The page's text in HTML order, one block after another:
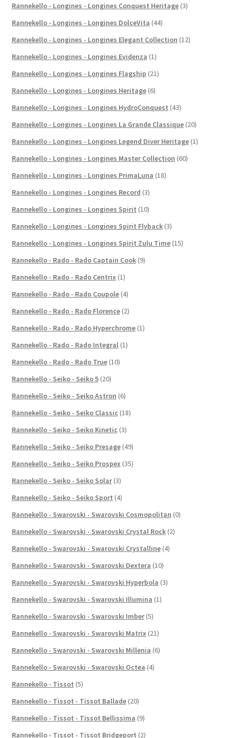
Rannekello - Longines - Longines Conquest Heritage (3)
Rannekello - Longines - Longines DolceVita (44)
Rannekello - Longines - Longines Elegant Collection (12)
Rannekello - Longines - Longines Evidenza (1)
Rannekello - Longines - Longines Flagship (21)
Rannekello - Longines - Longines Heritage (6)
Rannekello - Longines - Longines HydroConquest (43)
Rannekello - Longines - Longines La Grande Classique (20)
Rannekello - Longines - Longines Legend Diver Heritage (1)
Rannekello - Longines - Longines Master Collection (60)
Rannekello - Longines - Longines PrimaLuna (18)
Rannekello - Longines - Longines Record (3)
Rannekello - Longines - Longines Spirit (10)
Rannekello - Longines - Longines Spirit Flyback (3)
Rannekello - Longines - Longines Spirit Zulu Time (15)
Rannekello - Rado - Rado Captain Cook (9)
Rannekello - Rado - Rado Centrix (1)
Rannekello - Rado - Rado Coupole (4)
Rannekello - Rado - Rado Florence (2)
Rannekello - Rado - Rado Hyperchrome (1)
Rannekello - Rado - Rado Integral (1)
Rannekello - Rado - Rado True (10)
Rannekello - Seiko - Seiko 5 (20)
Rannekello - Seiko - Seiko Astron (6)
Rannekello - Seiko - Seiko Classic (18)
Rannekello - Seiko - Seiko Kinetic (3)
Rannekello - Seiko - Seiko Presage (49)
Rannekello - Seiko - Seiko Prospex (35)
Rannekello - Seiko - Seiko Solar (3)
Rannekello - Seiko - Seiko Sport (4)
Rannekello - Swarovski - Swarovski Cosmopolitan (0)
Rannekello - Swarovski - Swarovski Crystal Rock (2)
Rannekello - Swarovski - Swarovski Crystalline (4)
Rannekello - Swarovski - Swarovski Dextera (10)
Rannekello - Swarovski - Swarovski Hyperbola (3)
Rannekello - Swarovski - Swarovski Illumina (1)
Rannekello - Swarovski - Swarovski Imber (5)
Rannekello - Swarovski - Swarovski Matrix (21)
Rannekello - Swarovski - Swarovski Millenia (6)
Rannekello - Swarovski - Swarovski Octea (4)
Rannekello - Tissot (5)
Rannekello - Tissot - Tissot Ballade (20)
Rannekello - Tissot - Tissot Bellissima (9)
Rannekello - Tissot - Tissot Bridgeport (2)